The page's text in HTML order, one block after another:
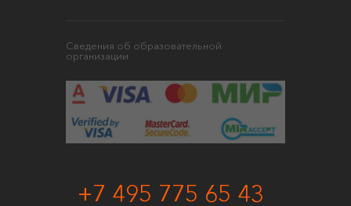
Сведения об образовательной
организации
+7 495 775 65 43